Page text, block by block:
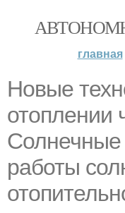
главная
Новые
отоплении
Солнечные
работы